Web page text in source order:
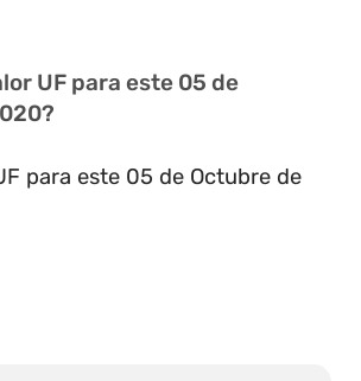
UF para este 05 de
para este 05 de Octubre de